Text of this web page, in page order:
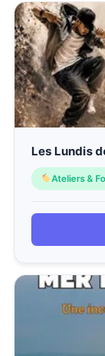
Les Lundis
Ateliers &